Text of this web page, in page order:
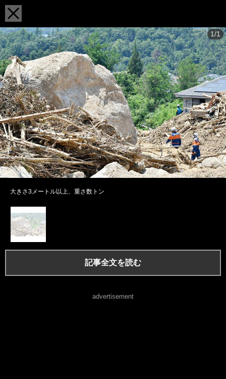
1/1
大きさ3メートル以上、重さ数トン
記事全文を読む
advertisement